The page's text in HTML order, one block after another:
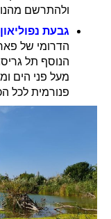
ולהתרשם
גבעת נפוליאון
הדרומי של
מעל פני הים
פנורמית לכל